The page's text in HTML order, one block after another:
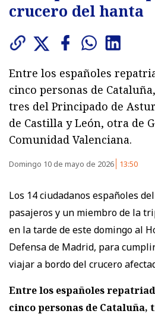
crucero del hanta
Entre los españoles
cinco personas de
tres del Principado de
de Castilla y León, otra de
Comunidad Valenciana.
Domingo 10 de mayo de 2026 13:50
Los 14 ciudadanos españoles del
pasajeros y un miembro de la
en la tarde de este domingo al
Defensa de Madrid, para
viajar a bordo del crucero
Entre los españoles
cinco personas de Cataluña,